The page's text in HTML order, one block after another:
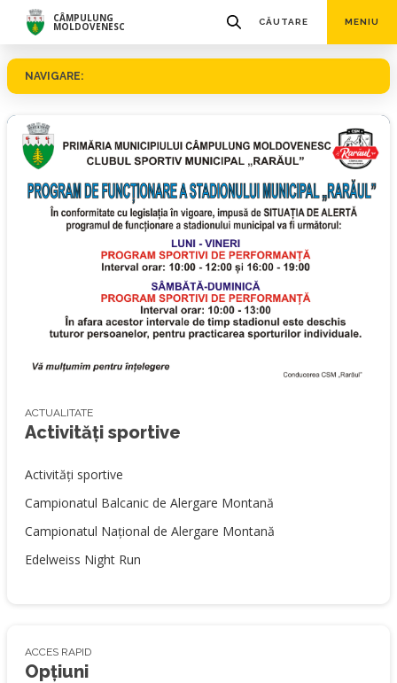
CÂMPULUNG
MOLDOVENESC CĂUTARE MENIU
NAVIGARE:
© Club Sportiv - Stadion
ACTUALITATE
Activități sportive
Activități sportive
Campionatul Balcanic de Alergare Montană
Campionatul Național de Alergare Montană
Edelweiss Night Run
ACCES RAPID
Opțiuni